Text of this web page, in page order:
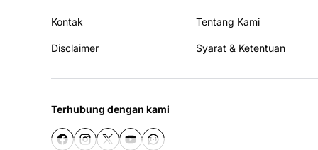
Kontak Tentang Kami
Disclaimer Syarat & Ketentuan
Terhubung dengan kami